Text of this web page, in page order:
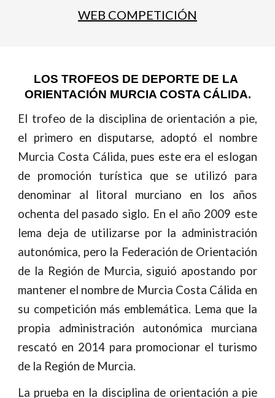
WEB COMPETICIÓN
LOS TROFEOS DE DEPORTE DE LA
ORIENTACIÓN MURCIA COSTA CÁLIDA.
El trofeo de la disciplina de orientación a pie,
el primero en disputarse, adoptó el nombre
Murcia Costa Cálida, pues este era el eslogan
de promoción turística que se utilizó para
denominar al litoral murciano en los años
ochenta del pasado siglo. En el año 2009 este
lema deja de utilizarse por la administración
autonómica, pero la Federación de Orientación
de la Región de Murcia, siguió apostando por
mantener el nombre de Murcia Costa Cálida en
su competición más emblemática. Lema que la
propia administración autonómica murciana
rescató en 2014 para promocionar el turismo
de la Región de Murcia.
La prueba en la disciplina de orientación a pie